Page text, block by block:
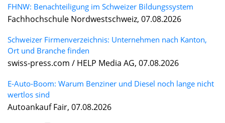
FHNW: Benachteiligung im Schweizer Bildungssystem
Fachhochschule Nordwestschweiz, 07.08.2026
Schweizer Firmenverzeichnis: Unternehmen nach Kanton,
Ort und Branche finden
swiss-press.com / HELP Media AG, 07.08.2026
E-Auto-Boom: Warum Benziner und Diesel noch lange nicht
wertlos sind
Autoankauf Fair, 07.08.2026